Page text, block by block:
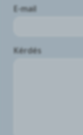
E-mail
Kérdés